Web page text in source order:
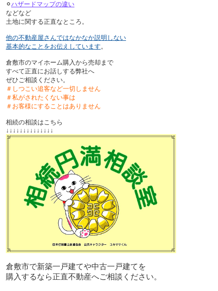
⚪︎ハザードマップの違い
などなど
土地に関する正直なところ。
他の不動産屋さんではなかなか説明しない
基本的なことをお伝えしています。
倉敷市のマイホーム購入から売却まで
すべて正直にお話しする弊社へ
ぜひご相談ください。
＃しつこい追客など一切しません
＃私がされたくない事は
＃お客様にすることはありません
相続の相談はこちら
↓↓↓↓↓↓↓↓↓↓↓↓↓↓
倉敷市で新築一戸建てや中古一戸建てを
購入するなら正直不動産へご相談ください。